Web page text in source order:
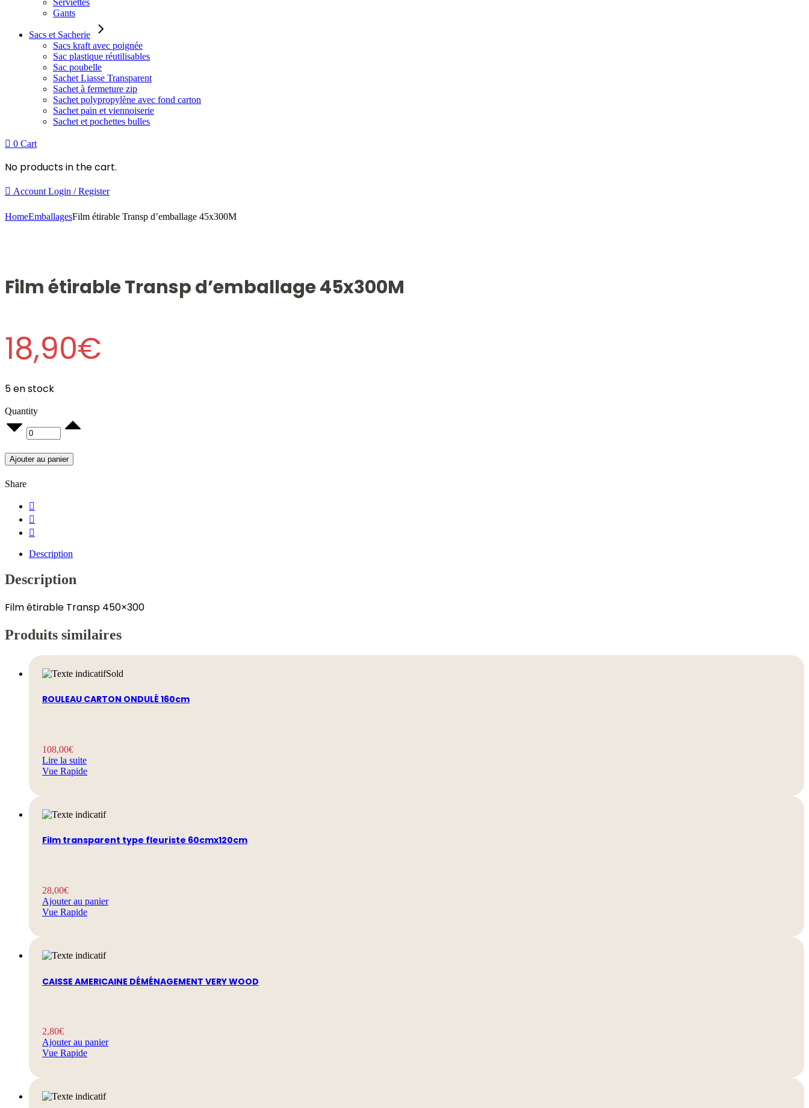
Serviettes
Gants
Sacs et Sacherie
Sacs kraft avec poignée
Sac plastique réutilisables
Sac poubelle
Sachet Liasse Transparent
Sachet à fermeture zip
Sachet polypropylène avec fond carton
Sachet pain et viennoiserie
Sachet et pochettes bulles
0 Cart
No products in the cart.
Account Login / Register
HomeEmballagesFilm étirable Transp d’emballage 45x300M
Film étirable Transp d’emballage 45x300M
18,90€
5 en stock
Quantity
Film
étirable
Transp
d’emballage
45x300M
Ajouter au panier
Share
Description
Description
Film étirable Transp 450×300
Produits similaires
Sold
ROULEAU CARTON ONDULÉ 160cm
108,00€
Lire la suite
Vue Rapide
Film transparent type fleuriste 60cmx120cm
28,00€
Ajouter au panier
Vue Rapide
CAISSE AMERICAINE DÉMÉNAGEMENT VERY WOOD
2,80€
Ajouter au panier
Vue Rapide